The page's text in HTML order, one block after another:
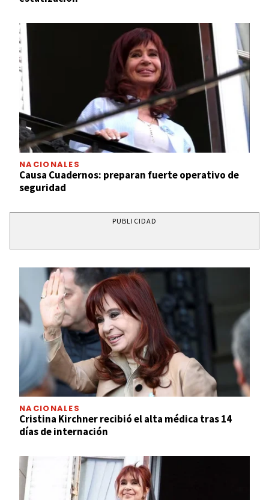
NACIONALES
Causa Cuadernos: preparan fuerte operativo de
seguridad
PUBLICIDAD
NACIONALES
Cristina Kirchner recibió el alta médica tras 14
días de internación